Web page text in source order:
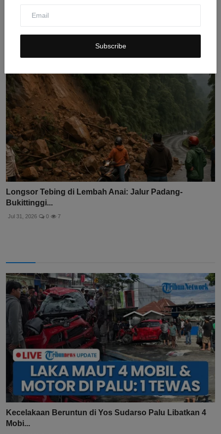
Subscribe
Longsor, 51 ...
Jul 31, 2026 0 3
Longsor Tebing di Lembah Anai: Jalur Padang-
Bukittinggi...
Jul 31, 2026 0 7
Kecelakaan Beruntun di Yos Sudarso Palu Libatkan 4
Mobi...